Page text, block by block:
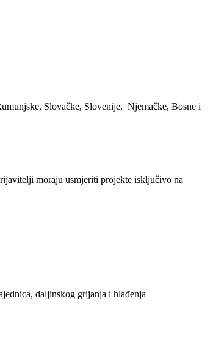
Slovačke, Slovenije, Njemačke, Bosne i
moraju usmjeriti projekte isključivo na
daljinskog grijanja i hlađenja